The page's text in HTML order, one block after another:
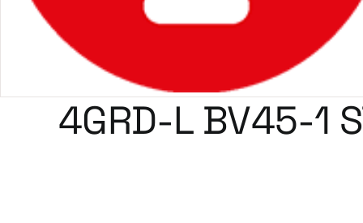
4GRD-L BV45-1